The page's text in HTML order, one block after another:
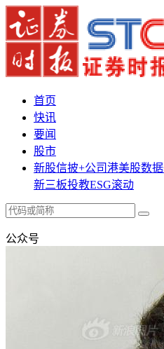
首页
快讯
要闻
股市
新股信披+公司港美股数据
新三板投教ESG滚动
公众号